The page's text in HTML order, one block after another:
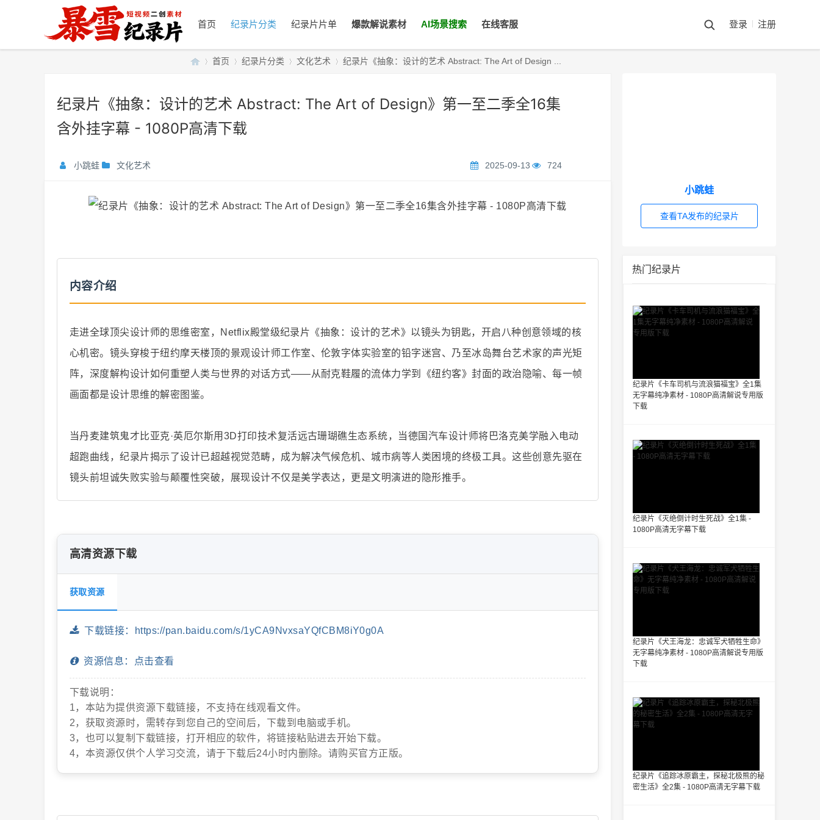
首页 纪录片分类 纪录片片单 爆款解说素材 AI场景搜索 在线客服 登录 注册
暴
纪
录
-
»
首页 纪录片分类 文化艺术 纪录片《抽象：设计的艺术 Abstract: The Art of Design ...
纪录片《抽象：设计的艺术 Abstract: The Art of Design》第一至二季全16集
含外挂字幕 - 1080P高清下载
小跳蛙 文化艺术 2025-09-13 724
内容介绍
走进全球顶尖设计师的思维密室，Netflix殿堂级纪录片《抽象：设计的艺术》以镜头为钥匙，开启八种创意领域的核
心机密。镜头穿梭于纽约摩天楼顶的景观设计师工作室、伦敦字体实验室的铅字迷宫、乃至冰岛舞台艺术家的声光矩
阵，深度解构设计如何重塑人类与世界的对话方式——从耐克鞋履的流体力学到《纽约客》封面的政治隐喻、每一帧
画面都是设计思维的解密图鉴。
当丹麦建筑鬼才比亚克·英厄尔斯用3D打印技术复活远古珊瑚礁生态系统，当德国汽车设计师将巴洛克美学融入电动
超跑曲线，纪录片揭示了设计已超越视觉范畴，成为解决气候危机、城市病等人类困境的终极工具。这些创意先驱在
镜头前坦诚失败实验与颠覆性突破，展现设计不仅是美学表达，更是文明演进的隐形推手。
高清资源下载
获取资源
下载链接：https://pan.baidu.com/s/1yCA9NvxsaYQfCBM8iY0g0A
资源信息：点击查看
下载说明：
1，本站为提供资源下载链接，不支持在线观看文件。
2，获取资源时，需转存到您自己的空间后，下载到电脑或手机。
3，也可以复制下载链接，打开相应的软件，将链接粘贴进去开始下载。
4，本资源仅供个人学习交流，请于下载后24小时内删除。请购买官方正版。
小跳蛙
查看TA发布的纪录片
热门纪录片
纪录片《卡车司机与流浪猫福宝》全1集
无字幕纯净素材 - 1080P高清解说专用版
下载
纪录片《灭绝倒计时生死战》全1集 -
1080P高清无字幕下载
纪录片《犬王海龙：忠诚军犬牺牲生命》
无字幕纯净素材 - 1080P高清解说专用版
下载
纪录片《追踪冰原霸主，探秘北极熊的秘
密生活》全2集 - 1080P高清无字幕下载